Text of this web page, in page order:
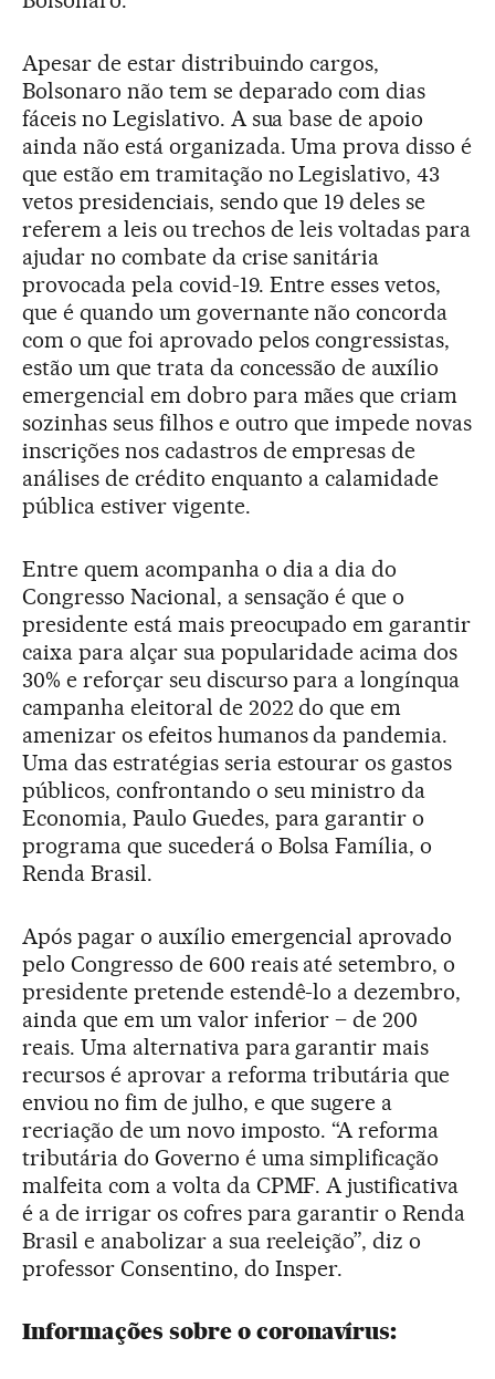
Apesar de estar distribuindo cargos,
Bolsonaro não tem se deparado com dias
fáceis no Legislativo. A sua base de apoio
ainda não está organizada. Uma prova disso é
que estão em tramitação no Legislativo, 43
vetos presidenciais, sendo que 19 deles se
referem a leis ou trechos de leis voltadas para
ajudar no combate da crise sanitária
provocada pela covid-19. Entre esses vetos,
que é quando um governante não concorda
com o que foi aprovado pelos congressistas,
estão um que trata da concessão de auxílio
emergencial em dobro para mães que criam
sozinhas seus filhos e outro que impede novas
inscrições nos cadastros de empresas de
análises de crédito enquanto a calamidade
pública estiver vigente.
Entre quem acompanha o dia a dia do
Congresso Nacional, a sensação é que o
presidente está mais preocupado em garantir
caixa para alçar sua popularidade acima dos
30% e reforçar seu discurso para a longínqua
campanha eleitoral de 2022 do que em
amenizar os efeitos humanos da pandemia.
Uma das estratégias seria estourar os gastos
públicos, confrontando o seu ministro da
Economia, Paulo Guedes, para garantir o
programa que sucederá o Bolsa Família, o
Renda Brasil.
Após pagar o auxílio emergencial aprovado
pelo Congresso de 600 reais até setembro, o
presidente pretende estendê-lo a dezembro,
ainda que em um valor inferior – de 200
reais. Uma alternativa para garantir mais
recursos é aprovar a reforma tributária que
enviou no fim de julho, e que sugere a
recriação de um novo imposto. “A reforma
tributária do Governo é uma simplificação
malfeita com a volta da CPMF. A justificativa
é a de irrigar os cofres para garantir o Renda
Brasil e anabolizar a sua reeleição”, diz o
professor Consentino, do Insper.
Informações sobre o coronavírus: